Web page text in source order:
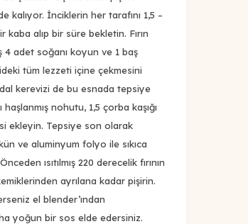
İnciklerin her tarafını 1,5 –
alıp bir süre bekletin. Fırın
adet soğanı koyun ve 1 baş
tüm lezzeti içine çekmesini
kerevizi de bu esnada tepsiye
nohutu, 1,5 çorba kaşığı
ekleyin. Tepsiye son olarak
ve aluminyum folyo ile sıkıca
ısıtılmış 220 derecelik fırının
ayrılana kadar pişirin.
el blender’ından
yoğun bir sos elde edersiniz.